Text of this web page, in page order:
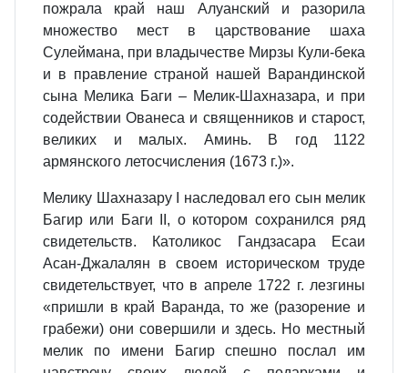
пожрала край наш Алуанский и разорила
множество мест в царствование шаха
Сулеймана, при владычестве Мирзы Кули-бека
и в правление страной нашей Варандинской
сына Мелика Баги – Мелик-Шахназара, и при
содействии Ованеса и священников и старост,
великих и малых. Аминь. В год 1122
армянского летосчисления (1673 г.)».
Мелику Шахназару I наследовал его сын мелик
Багир или Баги II, о котором сохранился ряд
свидетельств. Католикос Гандзасара Есаи
Асан-Джалалян в своем историческом труде
свидетельствует, что в апреле 1722 г. лезгины
«пришли в край Варанда, то же (разорение и
грабежи) они совершили и здесь. Но местный
мелик по имени Багир спешно послал им